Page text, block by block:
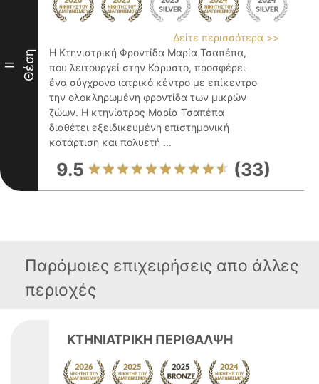
II Θέση
Δείτε περισσότερα >>
Η Κτηνιατρική Φροντίδα Μαρία Τσαπέπα,
που λειτουργεί στην Κάρυστο, προσφέρει
ένα σύγχρονο ιατρικό κέντρο με επίκεντρο
την ολοκληρωμένη φροντίδα των μικρών
ζώων. Η κτηνίατρος Μαρία Τσαπέπα
διαθέτει εξειδικευμένη επιστημονική
κατάρτιση και πολυετή ...
9.5 (33)
Παρόμοιες επιχειρήσεις απο άλλες
περιοχές
ΚΤΗΝΙΑΤΡΙΚΗ ΠΕΡΙΘΑΛΨΗ